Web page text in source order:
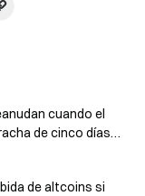
cuando el
de altcoins si